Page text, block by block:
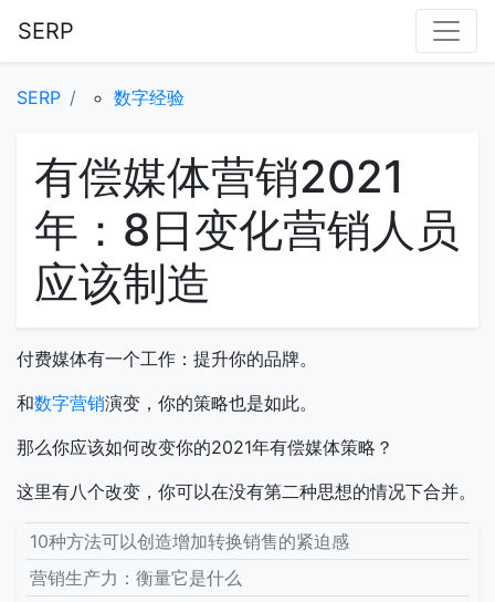
SERP
SERP 数字经验
有偿媒体营销2021
年：8日变化营销人员
应该制造
付费媒体有一个工作：提升你的品牌。
和数字营销演变，你的策略也是如此。
那么你应该如何改变你的2021年有偿媒体策略？
这里有八个改变，你可以在没有第二种思想的情况下合并。
10种方法可以创造增加转换销售的紧迫感
营销生产力：衡量它是什么